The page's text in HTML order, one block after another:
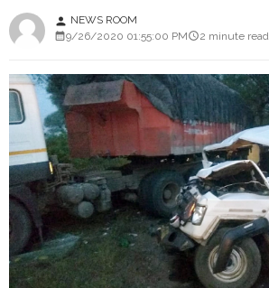
person NEWS ROOM
9/26/2020 01:55:00 PM
2 minute read